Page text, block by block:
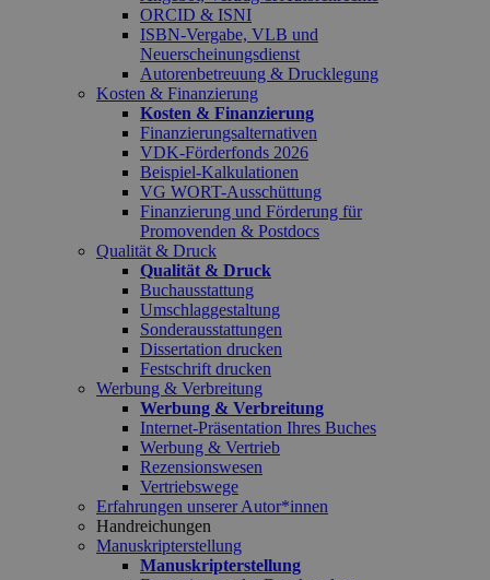
ORCID & ISNI
ISBN-Vergabe, VLB und
Neuerscheinungsdienst
Autorenbetreuung & Drucklegung
Kosten & Finanzierung
Kosten & Finanzierung
Finanzierungsalternativen
VDK-Förderfonds 2026
Beispiel-Kalkulationen
VG WORT-Ausschüttung
Finanzierung und Förderung für
Promovenden & Postdocs
Qualität & Druck
Qualität & Druck
Buchausstattung
Umschlaggestaltung
Sonderausstattungen
Dissertation drucken
Festschrift drucken
Werbung & Verbreitung
Werbung & Verbreitung
Internet-Präsentation Ihres Buches
Werbung & Vertrieb
Rezensionswesen
Vertriebswege
Erfahrungen unserer Autor*innen
Handreichungen
Manuskripterstellung
Manuskripterstellung